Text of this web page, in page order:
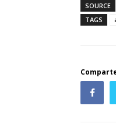
SOURCE
TAGS